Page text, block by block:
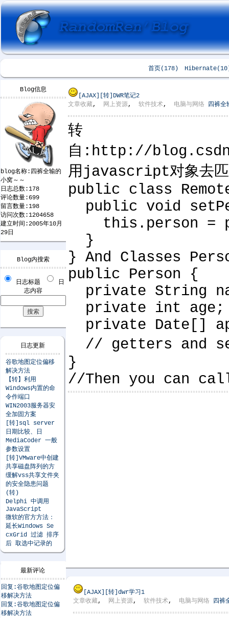
首页(178)
Blog信息
blog名称:四裤全输的
小窝～～
日志总数:178
评论数量:699
留言数量:198
访问次数:1204658
建立时间:2005年10月
29日
Blog内搜索
日志标题
日
志内容
日志更新
谷歌地图定位偏移
解决方法
【转】利用
Windows内置的命
令作端口
WIN2003服务器安
全加固方案
[转]sql server
日期比较、日
MediaCoder 一般
参数设置
[转]VMware中创建
共享磁盘阵列的方
缓解vss共享文件夹
的安全隐患问题
(转)
Delphi 中调用
JavaScript
微软的官方方法：
延长Windows Se
cxGrid 过滤 排序
后 取选中记录的
最新评论
回复:谷歌地图定位偏
移解决方法
回复:谷歌地图定位偏
移解决方法
[AJAX]
[转]DWR笔记2
文章收藏, 网上资源, 软件技术, 电脑与网络 四裤全
转
自:http://
用javascript对象去
public class
public void
this.person =
}
} And Classes
public Person {
private String
private int age;
private Date[]
// getters and
}
//Then you can
[AJAX]
[转]dwr学习1
文章收藏, 网上资源, 软件技术, 电脑与网络 四裤